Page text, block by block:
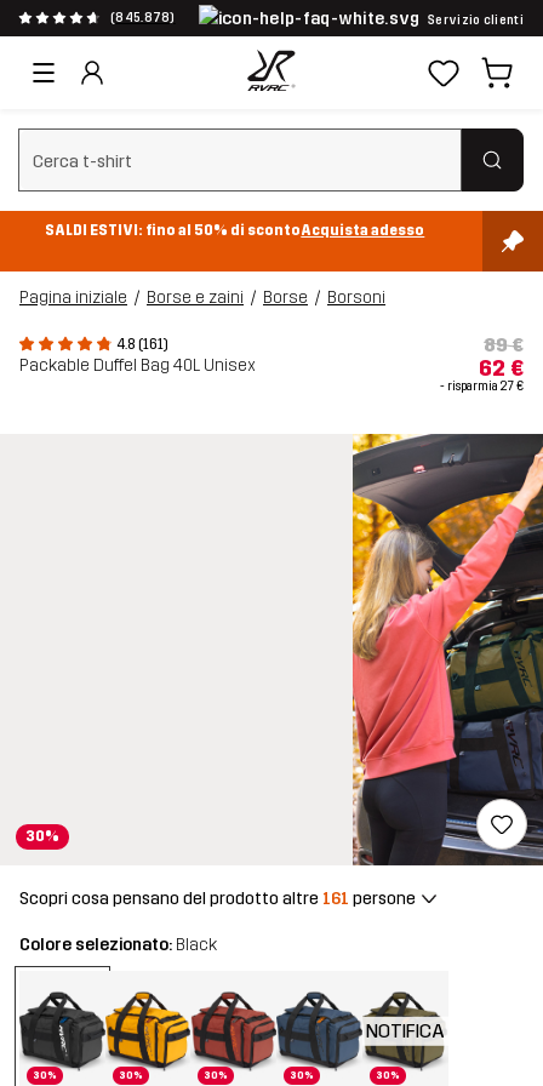
(845.878) Servizio clienti
Cancella ricerca
SALDI ESTIVI: fino al 50% di scontoAcquista adesso
Pagina iniziale Borse e zaini Borse Borsoni
4.8 (161)
Packable Duffel Bag 40L Unisex
89 €
62 €
- risparmia 27 €
30%
Scopri cosa pensano del prodotto altre 161 persone
Colore selezionato: Black
30% 30% 30% 30% 30%
NOTIFICA